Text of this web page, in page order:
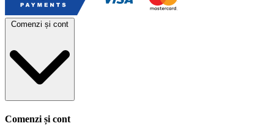
Comenzi și cont
Comenzi și cont